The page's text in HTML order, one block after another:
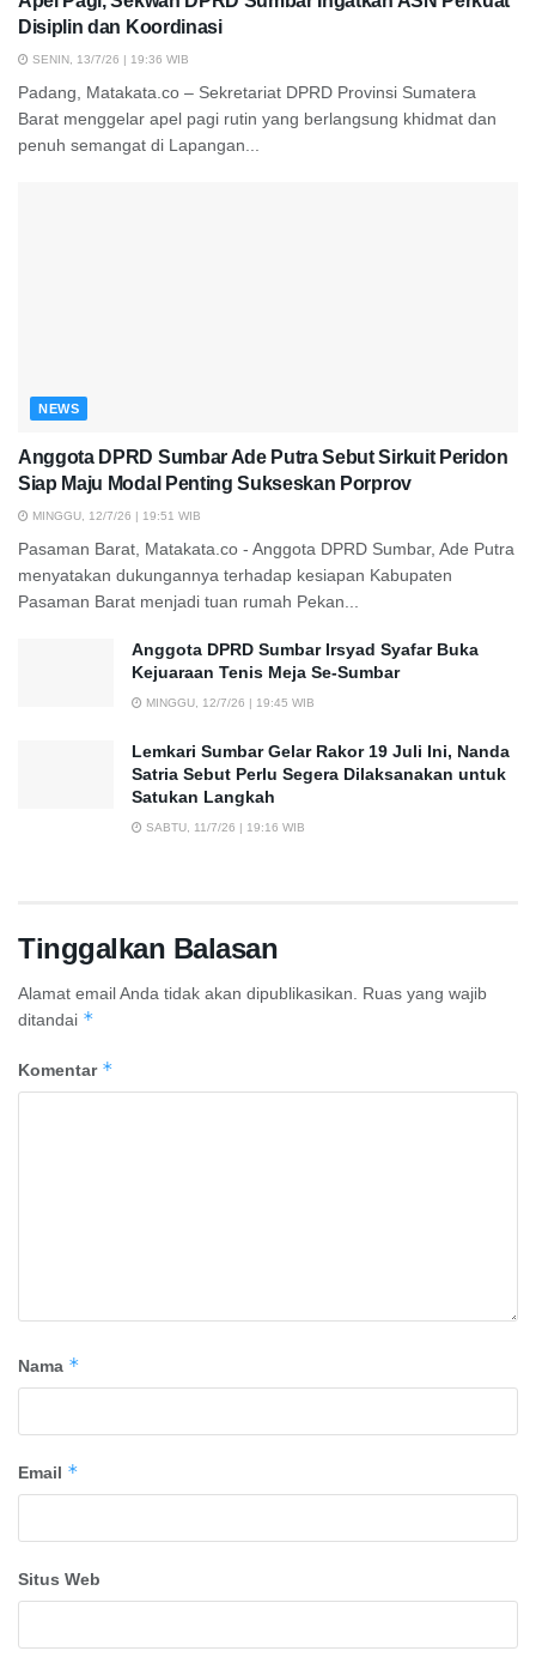
Disiplin dan Koordinasi
SENIN, 13/7/26 | 19:36 WIB
Padang, Matakata.co – Sekretariat DPRD Provinsi Sumatera
Barat menggelar apel pagi rutin yang berlangsung khidmat dan
penuh semangat di Lapangan...
NEWS
Anggota DPRD Sumbar Ade Putra Sebut Sirkuit Peridon
Siap Maju Modal Penting Sukseskan Porprov
MINGGU, 12/7/26 | 19:51 WIB
Pasaman Barat, Matakata.co - Anggota DPRD Sumbar, Ade Putra
menyatakan dukungannya terhadap kesiapan Kabupaten
Pasaman Barat menjadi tuan rumah Pekan...
Anggota DPRD Sumbar Irsyad Syafar Buka
Kejuaraan Tenis Meja Se-Sumbar
MINGGU, 12/7/26 | 19:45 WIB
Lemkari Sumbar Gelar Rakor 19 Juli Ini, Nanda
Satria Sebut Perlu Segera Dilaksanakan untuk
Satukan Langkah
SABTU, 11/7/26 | 19:16 WIB
Tinggalkan Balasan
Alamat email Anda tidak akan dipublikasikan.
Ruas yang wajib
ditandai *
Komentar *
Nama *
Email *
Situs Web